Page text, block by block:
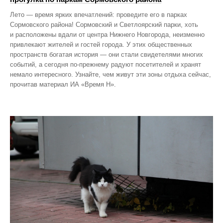
Лето — время ярких впечатлений: проведите его в парках
Сормовского района! Сормовский и Светлоярский парки, хоть
и расположены вдали от центра Нижнего Новгорода, неизменно
привлекают жителей и гостей города. У этих общественных
пространств богатая история — они стали свидетелями многих
событий, а сегодня по‑прежнему радуют посетителей и хранят
немало интересного. Узнайте, чем живут эти зоны отдыха сейчас,
прочитав материал ИА «Время Н».